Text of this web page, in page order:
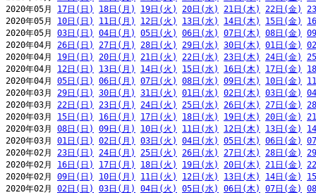
2020年05月 17日(日) 18日(月) 19日(火) 20日(水) 21日(木) 22日(金)
2020年05月 10日(日) 11日(月) 12日(火) 13日(水) 14日(木) 15日(金)
2020年05月 03日(日) 04日(月) 05日(火) 06日(水) 07日(木) 08日(金)
2020年04月 26日(日) 27日(月) 28日(火) 29日(水) 30日(木) 01日(金)
2020年04月 19日(日) 20日(月) 21日(火) 22日(水) 23日(木) 24日(金)
2020年04月 12日(日) 13日(月) 14日(火) 15日(水) 16日(木) 17日(金)
2020年04月 05日(日) 06日(月) 07日(火) 08日(水) 09日(木) 10日(金)
2020年03月 29日(日) 30日(月) 31日(火) 01日(水) 02日(木) 03日(金)
2020年03月 22日(日) 23日(月) 24日(火) 25日(水) 26日(木) 27日(金)
2020年03月 15日(日) 16日(月) 17日(火) 18日(水) 19日(木) 20日(金)
2020年03月 08日(日) 09日(月) 10日(火) 11日(水) 12日(木) 13日(金)
2020年03月 01日(日) 02日(月) 03日(火) 04日(水) 05日(木) 06日(金)
2020年02月 23日(日) 24日(月) 25日(火) 26日(水) 27日(木) 28日(金)
2020年02月 16日(日) 17日(月) 18日(火) 19日(水) 20日(木) 21日(金)
2020年02月 09日(日) 10日(月) 11日(火) 12日(水) 13日(木) 14日(金)
2020年02月 02日(日) 03日(月) 04日(火) 05日(水) 06日(木) 07日(金)